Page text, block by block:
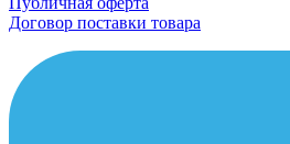
Договор поставки товара